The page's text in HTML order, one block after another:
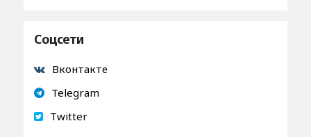
Соцсети
Вконтакте
Telegram
Twitter